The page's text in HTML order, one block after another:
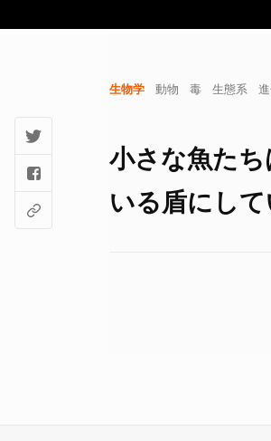
生物学 動物 毒 生態系
小さな魚た
いる盾にし